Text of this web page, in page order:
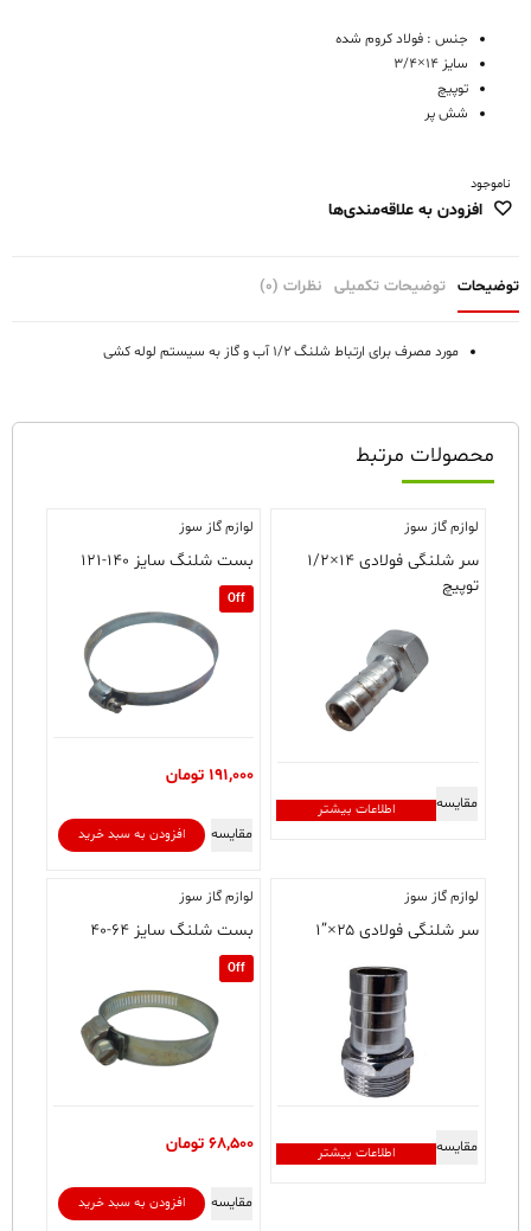
جنس : فولاد کروم شده
سایز 14×3/4
توپیچ
شش پر
ناموجود
افزودن به علاقه‌مندی‌ها
توضیحات توضیحات تکمیلی نظرات (0)
مورد مصرف برای ارتباط شلنگ ۱/۲ آب و گاز به سیستم لوله کشی
محصولات مرتبط
لوازم گاز سوز
سر شلنگی فولادی ۱۴×۱/۲
توپیچ
اطلاعات بیشتر مقایسه
لوازم گاز سوز
بست شلنگ سایز ۱۴۰-۱۲۱
Off
191,000 تومان
افزودن به سبد خرید مقایسه
لوازم گاز سوز
سر شلنگی فولادی ۲۵×”۱
اطلاعات بیشتر مقایسه
لوازم گاز سوز
بست شلنگ سایز ۶۴-۴۰
Off
68,500 تومان
افزودن به سبد خرید مقایسه